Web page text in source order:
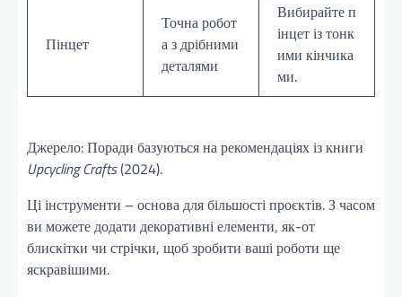
Пінцет
Точна робот
а з дрібними
деталями
Вибирайте п
інцет із тонк
ими кінчика
ми.
Джерело: Поради базуються на рекомендаціях із книги
Upcycling Crafts(2024).
Ці інструменти – основа для більшості проєктів. З часом
ви можете додати декоративні елементи, як-от
блискітки чи стрічки, щоб зробити ваші роботи ще
яскравішими.